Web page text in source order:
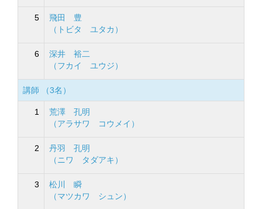
5
飛田 豊
（トビタ ユタカ）
6
深井 裕二
（フカイ ユウジ）
講師 （3名）
1
荒澤 孔明
（アラサワ コウメイ）
2
丹羽 孔明
（ニワ タダアキ）
3
松川 瞬
（マツカワ シュン）